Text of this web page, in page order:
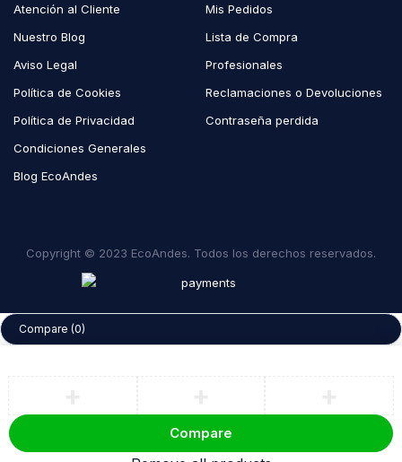
Atención al Cliente
Nuestro Blog
Aviso Legal
Política de Cookies
Política de Privacidad
Condiciones Generales
Blog EcoAndes
Mis Pedidos
Lista de Compra
Profesionales
Reclamaciones o Devoluciones
Contraseña perdida
Copyright © 2023 EcoAndes. Todos los derechos reservados.
Compare (0)
Compare